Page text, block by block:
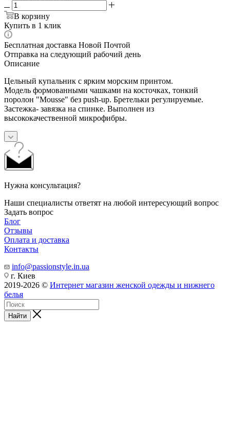
В корзину
Купить в 1 клик
Бесплатная доставка Новой Почтой
Отправка на следующий рабочий день
Описание
Цельный купальник с ярким морским принтом.
Модель формованными чашками на косточках, тонкий
поролон "Mousse" без push-up. Бретельки регулируемые.
Застежка- завязка на спинке. Выполнен из
высококачественной микрофибры.
Нужна консультация?
Наши специалисты ответят на любой интересующий вопрос
Задать вопрос
Блог
Отзывы
Оплата и доставка
Контакты
info@passionstyle.in.ua
г. Киев
2019-2026 © Интернет магазин женской одежды и нижнего
белья
Найти